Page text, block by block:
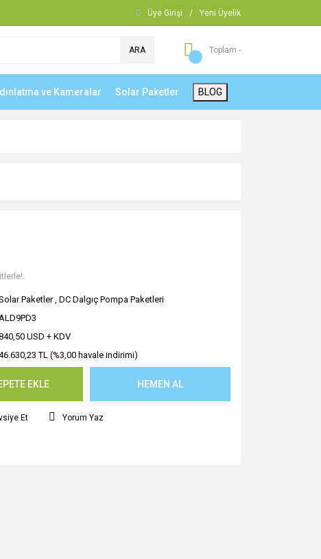
Üye Girişi / Yeni Üyelik
ARA Toplam -
ve Kameralar Solar Paketler BLOG
Paketler , DC Dalgıç Pompa Paketleri
USD + KDV
TL (%3,00 havale indirimi)
EKLE HEMEN AL
Et Yorum Yaz